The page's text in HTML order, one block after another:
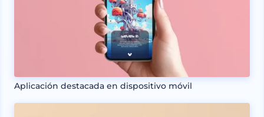
Aplicación destacada en dispositivo móvil